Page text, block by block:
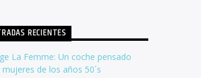
RECIENTES
La Femme: Un coche pensado
de los años 50´s